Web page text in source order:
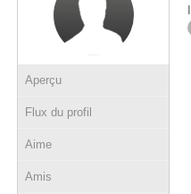
Aperçu
Flux du profil
Aime
Amis